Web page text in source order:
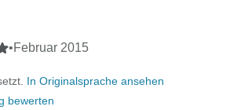
•Februar 2015
In Originalsprache ansehen
bewerten